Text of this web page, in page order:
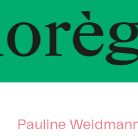
de
Pauline